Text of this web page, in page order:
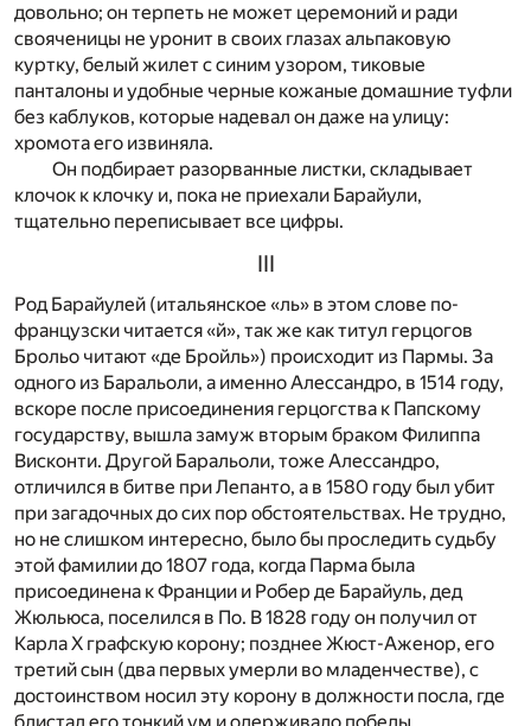
довольно; он терпеть не может церемоний и ради
свояченицы не уронит в своих глазах альпаковую
куртку, белый жилет с синим узором, тиковые
панталоны и удобные черные кожаные домашние туфли
без каблуков, которые надевал он даже на улицу:
хромота его извиняла.
Он подбирает разорванные листки, складывает
клочок к клочку и, пока не приехали Барайули,
тщательно переписывает все цифры.
III
Род Барайулей (итальянское «ль» в этом слове по-
французски читается «й», так же как титул герцогов
Брольо читают «де Бройль») происходит из Пармы. За
одного из Баральоли, а именно Алессандро, в 1514 году,
вскоре после присоединения герцогства к Папскому
государству, вышла замуж вторым браком Филиппа
Висконти. Другой Баральоли, тоже Алессандро,
отличился в битве при Лепанто, а в 1580 году был убит
при загадочных до сих пор обстоятельствах. Не трудно,
но не слишком интересно, было бы проследить судьбу
этой фамилии до 1807 года, когда Парма была
присоединена к Франции и Робер де Барайуль, дед
Жюльюса, поселился в По. В 1828 году он получил от
Карла X графскую корону; позднее Жюст-Аженор, его
третий сын (два первых умерли во младенчестве), с
достоинством носил эту корону в должности посла, где